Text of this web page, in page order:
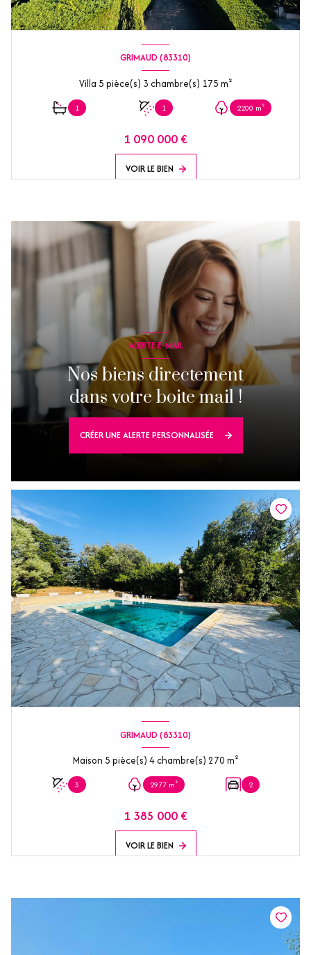
GRIMAUD (83310)
Villa 5 pièce(s) 3 chambre(s) 175 m²
1 1 2200 m²
1 090 000 €
VOIR LE BIEN
ALERTE E-MAIL
Nos biens directement
dans votre boite mail !
CRÉER UNE ALERTE PERSONNALISÉE
GRIMAUD (83310)
Maison 5 pièce(s) 4 chambre(s) 270 m²
3 2977 m² 2
1 385 000 €
VOIR LE BIEN